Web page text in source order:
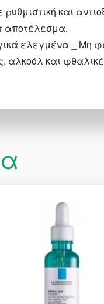
και
αποτέλεσμα.
ελεγμένα _ Μη
αλκοόλ και